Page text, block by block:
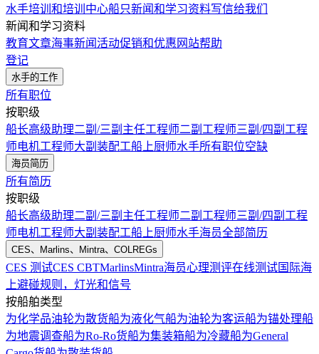
水手培训和培训中心船只新闻和学习资料写信给我们
新闻和学习资料
教育文章海事新闻活动促销和优惠 网站帮助
登记
水手的工作
所有职位
按职级
船长高级助理二副/三副 主任工程师二副工程师三副/四副工程
师电机工程师大副 装配工船上厨师水手所有职位空缺
海员简历
所有简历
按职级
船长高级助理二副/三副 主任工程师二副工程师三副/四副工程
师电机工程师大副 装配工船上厨师水手海员全部简历
CES、Marlins、Mintra、COLREGs
CES 测试CES CBTMarlinsMintra海员心理测评在线测试国际海
上避碰规则，灯光和信号
按船舶类型
为化学品油轮为散货船为液化气船为油轮为客运船为锚处理船
为地震调查船为Ro-Ro货船为集装箱船为冷藏船为General